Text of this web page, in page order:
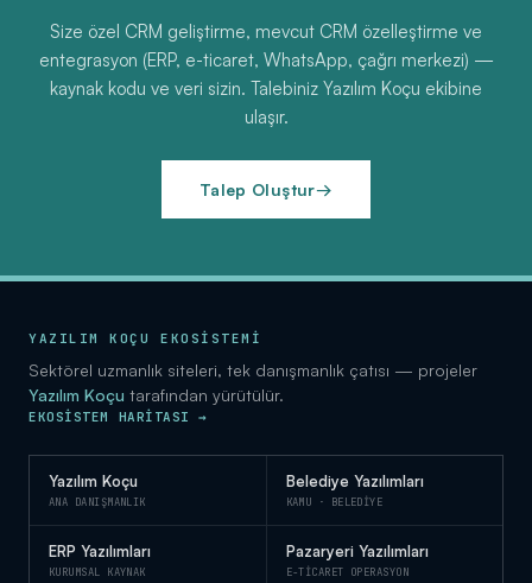
Size özel CRM geliştirme, mevcut CRM özelleştirme ve
entegrasyon (ERP, e-ticaret, WhatsApp, çağrı merkezi) —
kaynak kodu ve veri sizin. Talebiniz Yazılım Koçu ekibine
ulaşır.
Talep Oluştur→
YAZILIM KOÇU EKOSİSTEMİ
Sektörel uzmanlık siteleri, tek danışmanlık çatısı — projeler
Yazılım Koçu tarafından yürütülür.
EKOSISTEM HARITASI →
Yazılım Koçu
ANA DANIŞMANLIK
Belediye Yazılımları
KAMU · BELEDIYE
ERP Yazılımları
KURUMSAL KAYNAK
Pazaryeri Yazılımları
E-TICARET OPERASYON